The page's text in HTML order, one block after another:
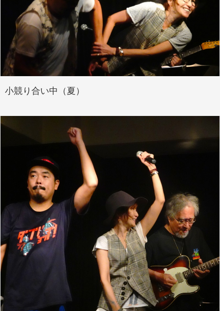
小競り合い中（夏）